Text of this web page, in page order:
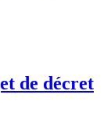
de décret